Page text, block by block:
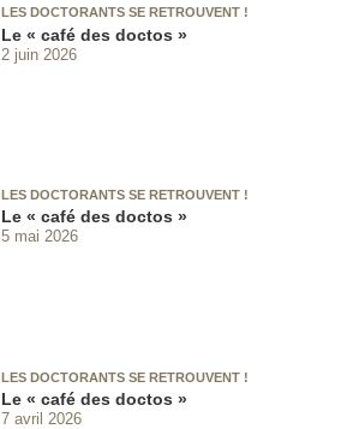
LES DOCTORANTS SE RETROUVENT !
Le « café des doctos »
2 juin 2026
LES DOCTORANTS SE RETROUVENT !
Le « café des doctos »
5 mai 2026
LES DOCTORANTS SE RETROUVENT !
Le « café des doctos »
7 avril 2026